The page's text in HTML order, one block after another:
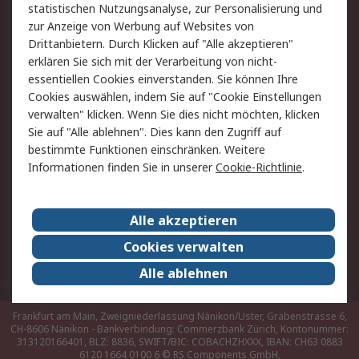
Hilfe
Rechtliches
AGB
Datenschutz
Cookie-Richtlinie
Zahlungsbedingungen
Copyright/Impressum
Über RS
Karriere bei RS
Nachhaltigkeit
Qualität/Umwelt/ZertifikatePresse-Center
Event-Center
Frankfurt am Main, Zweigniederlassung Nänikon/Uster, Grabenstrasse 6,
CH-8606 Nänikon - Bankverbindung: Commerzbank Zürich, Kontonummer:
313120166401, BLZ: 8836, SWIFT/BIC: COBACHZHXXX, IBAN: CH63 0883
6120 1664 0100 6 © RS Components GmbH,
statistischen Nutzungsanalyse, zur Personalisierung und
zur Anzeige von Werbung auf Websites von
Drittanbietern. Durch Klicken auf "Alle akzeptieren"
erklären Sie sich mit der Verarbeitung von nicht-
essentiellen Cookies einverstanden. Sie können Ihre
Cookies auswählen, indem Sie auf "Cookie Einstellungen
verwalten" klicken. Wenn Sie dies nicht möchten, klicken
Sie auf "Alle ablehnen". Dies kann den Zugriff auf
bestimmte Funktionen einschränken. Weitere
Informationen finden Sie in unsererCookie-Richtlinie.
Alle akzeptieren
Cookies verwalten
Alle ablehnen